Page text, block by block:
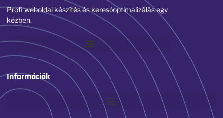
Profi weboldal készítés és keresőoptimalizálás egy
kézben.
Információk